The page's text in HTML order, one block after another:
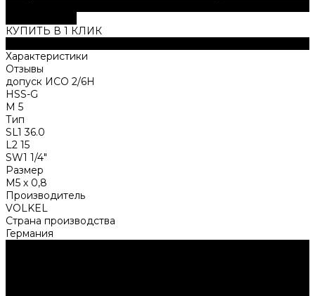
КУПИТЬ В 1 КЛИК
Характеристики
Отзывы
допуск ИСО 2/6Н
НSS-G
M 5
Тип
SL1 36.0
L2 15
SW1 1/4"
Размер
М5 х 0,8
Производитель
VOLKEL
Страна производства
Германия